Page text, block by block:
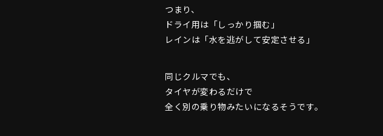
つまり、
ドライ用は「しっかり掴む」
レインは「水を逃がして安定させる」
同じクルマでも、
タイヤが変わるだけで
全く別の乗り物みたいになるそうです。